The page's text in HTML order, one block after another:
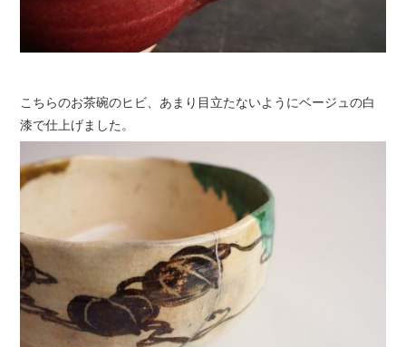
こちらのお茶碗のヒビ、あまり目立たないようにベージュの白
漆で仕上げました。